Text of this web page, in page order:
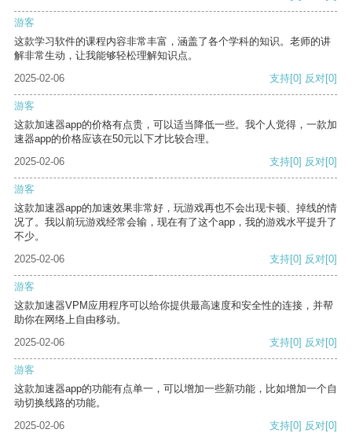
游客
这款学习软件的课程内容非常丰富，涵盖了各个学科的知识。老师的讲
解非常生动，让我能够轻松理解知识点。
2025-02-06
支持[0] 反对[0]
游客
这款加速器app的价格有点贵，可以适当降低一些。我个人觉得，一款加
速器app的价格应该在50元以下才比较合理。
2025-02-06
支持[0] 反对[0]
游客
这款加速器app的加速效果非常好，玩游戏再也不会出现卡顿、掉线的情
况了。我以前玩游戏经常会输，现在有了这个app，我的游戏水平提升了
不少。
2025-02-06
支持[0] 反对[0]
游客
这款加速器VPM应用程序可以给你提供最高速度和安全性的连接，并帮
助你在网络上自由移动。
2025-02-06
支持[0] 反对[0]
游客
这款加速器app的功能有点单一，可以增加一些新功能，比如增加一个自
动切换线路的功能。
2025-02-06
支持[0] 反对[0]